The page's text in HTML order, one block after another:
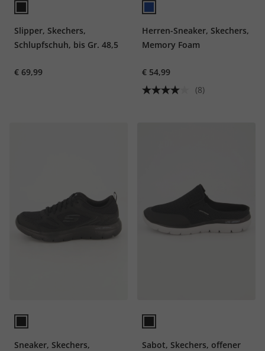
Slipper, Skechers,
Schlupfschuh, bis Gr. 48,5
€ 69,99
Herren-Sneaker, Skechers,
Memory Foam
€ 54,99
(8)
Sneaker, Skechers,
Sabot, Skechers, offener